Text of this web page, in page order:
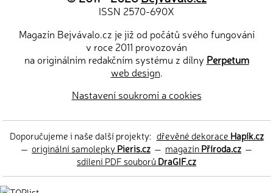
ISSN 2570-690X
Magazín Bejvávalo.cz je již od počátů svého fungování
v roce 2011 provozován
na originálním redakčním systému z dílny Perpetum
web design.
Nastavení soukromí a cookies
Doporučujeme i naše další projekty: dřevěné dekorace Hapík.cz
— originální samolepkyPieris.cz — magazínPříroda.cz —
sdílení PDF souborůDraGIF.cz